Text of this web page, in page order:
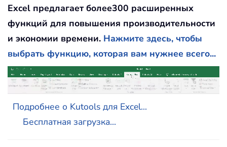
Excel предлагает более300 расширенных
функций для повышения производительности
и экономии времени. Нажмите здесь, чтобы
выбрать функцию, которая вам нужнее всего...
Подробнее о Kutools для Excel...
Бесплатная загрузка...